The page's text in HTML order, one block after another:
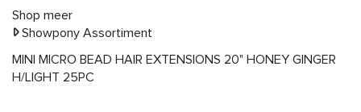
Shop meer
Showpony Assortiment
MINI MICRO BEAD HAIR EXTENSIONS 20" HONEY GINGER
H/LIGHT 25PC